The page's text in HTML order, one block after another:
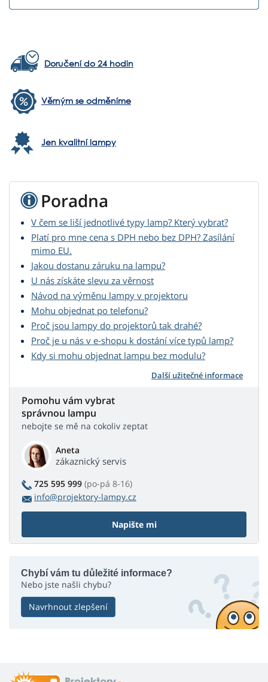
Doručení do 24 hodin
Věrným se odměníme
Jen kvalitní lampy
Poradna
V čem se liší jednotlivé typy lamp? Který vybrat?
Platí pro mne cena s DPH nebo bez DPH? Zasílání
mimo EU.
Jakou dostanu záruku na lampu?
U nás získáte slevu za věrnost
Návod na výměnu lampy v projektoru
Mohu objednat po telefonu?
Proč jsou lampy do projektorů tak drahé?
Proč je u nás v e-shopu k dostání více typů lamp?
Kdy si mohu objednat lampu bez modulu?
Další užitečné informace
Pomohu vám vybrat
správnou lampu
nebojte se mě na cokoliv zeptat
Aneta
zákaznický servis
725 595 999 (po-pá 8-16)
info@projektory-lampy.cz
Napište mi
Chybí vám tu důležité informace?
Nebo jste našli chybu?
Navrhnout zlepšení